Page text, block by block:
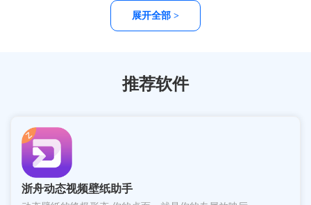
展开全部 >
推荐软件
浙舟动态视频壁纸助手